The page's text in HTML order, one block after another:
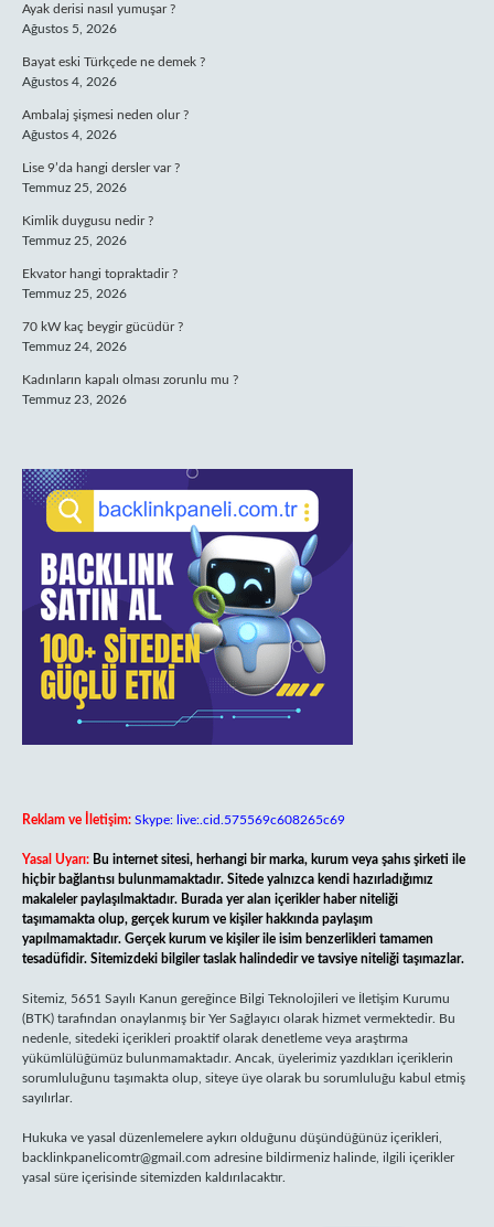
Ayak derisi nasıl yumuşar ?
Ağustos 5, 2026
Bayat eski Türkçede ne demek ?
Ağustos 4, 2026
Ambalaj şişmesi neden olur ?
Ağustos 4, 2026
Lise 9’da hangi dersler var ?
Temmuz 25, 2026
Kimlik duygusu nedir ?
Temmuz 25, 2026
Ekvator hangi topraktadir ?
Temmuz 25, 2026
70 kW kaç beygir gücüdür ?
Temmuz 24, 2026
Kadınların kapalı olması zorunlu mu ?
Temmuz 23, 2026
Reklam ve İletişim: Skype: live:.cid.575569c608265c69
Yasal Uyarı: Bu internet sitesi, herhangi bir marka, kurum veya şahıs şirketi ile
hiçbir bağlantısı bulunmamaktadır. Sitede yalnızca kendi hazırladığımız
makaleler paylaşılmaktadır. Burada yer alan içerikler haber niteliği
taşımamakta olup, gerçek kurum ve kişiler hakkında paylaşım
yapılmamaktadır. Gerçek kurum ve kişiler ile isim benzerlikleri tamamen
tesadüfidir. Sitemizdeki bilgiler taslak halindedir ve tavsiye niteliği taşımazlar.
Sitemiz, 5651 Sayılı Kanun gereğince Bilgi Teknolojileri ve İletişim Kurumu
(BTK) tarafından onaylanmış bir Yer Sağlayıcı olarak hizmet vermektedir. Bu
nedenle, sitedeki içerikleri proaktif olarak denetleme veya araştırma
yükümlülüğümüz bulunmamaktadır. Ancak, üyelerimiz yazdıkları içeriklerin
sorumluluğunu taşımakta olup, siteye üye olarak bu sorumluluğu kabul etmiş
sayılırlar.
Hukuka ve yasal düzenlemelere aykırı olduğunu düşündüğünüz içerikleri,
backlinkpanelicomtr@gmail.com adresine bildirmeniz halinde, ilgili içerikler
yasal süre içerisinde sitemizden kaldırılacaktır.